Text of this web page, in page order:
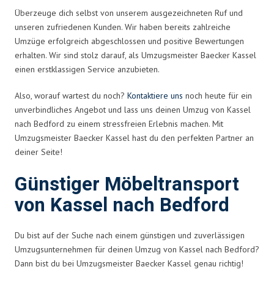
Überzeuge dich selbst von unserem ausgezeichneten Ruf und
unseren zufriedenen Kunden. Wir haben bereits zahlreiche
Umzüge erfolgreich abgeschlossen und positive Bewertungen
erhalten. Wir sind stolz darauf, als Umzugsmeister Baecker Kassel
einen erstklassigen Service anzubieten.
Also, worauf wartest du noch? Kontaktiere uns noch heute für ein
unverbindliches Angebot und lass uns deinen Umzug von Kassel
nach Bedford zu einem stressfreien Erlebnis machen. Mit
Umzugsmeister Baecker Kassel hast du den perfekten Partner an
deiner Seite!
Günstiger Möbeltransport
von Kassel nach Bedford
Du bist auf der Suche nach einem günstigen und zuverlässigen
Umzugsunternehmen für deinen Umzug von Kassel nach Bedford?
Dann bist du bei Umzugsmeister Baecker Kassel genau richtig!